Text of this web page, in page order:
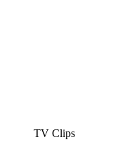
TV Clips